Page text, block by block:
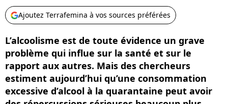
Ajoutez Terrafemina à vos sources préférées
L’alcoolisme est de toute évidence un grave
problème qui influe sur la santé et sur le
rapport aux autres. Mais des chercheurs
estiment aujourd’hui qu’une consommation
excessive d’alcool à la quarantaine peut avoir